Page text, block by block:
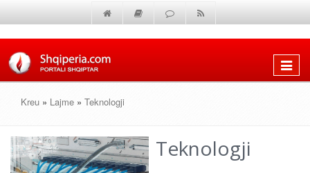
Shfaq
Kreu » Lajme » Teknologji
Teknologji